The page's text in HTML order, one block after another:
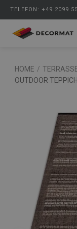
TELEFON: +49 2099
HOME /
OUTDOOR